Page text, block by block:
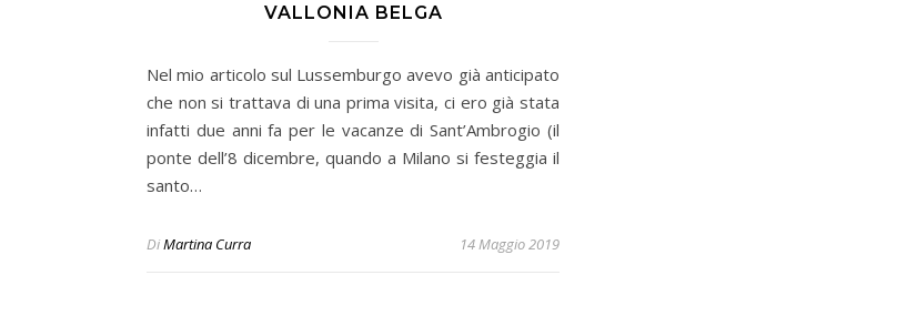
VALLONIA BELGA
Nel mio articolo sul Lussemburgo avevo già anticipato
che non si trattava di una prima visita, ci ero già stata
infatti due anni fa per le vacanze di Sant’Ambrogio (il
ponte dell’8 dicembre, quando a Milano si festeggia il
santo…
DiMartina Curra 14 Maggio 2019